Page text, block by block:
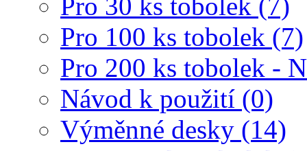
Pro 100 ks tobolek (7)
Pro 200 ks tobolek -
Návod k použití (0)
Výměnné desky (14)